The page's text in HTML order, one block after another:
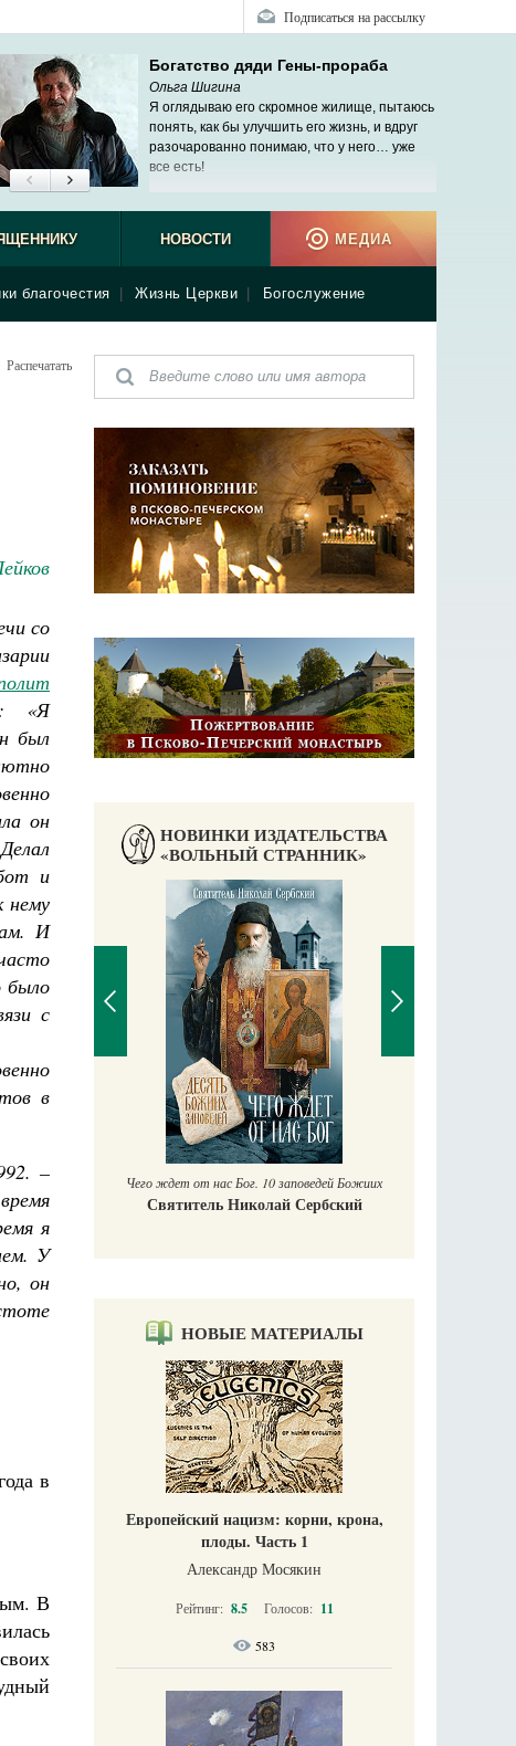
Подписаться на рассылку
Богатство дяди Гены-прораба
Ольга Шигина
Я оглядываю его скромное жилище, пытаюсь
понять, как бы улучшить его жизнь, и вдруг
разочарованно понимаю, что у него… уже
все есть!
благочестия Жизнь Церкви Богослужение
НОВОСТИ МЕДИА
Распечатать
со
«Я
был
он
и
нему
И
было
с
в
–
я
У
он
в
В
НОВИНКИ ИЗДАТЕЛЬСТВА
«ВОЛЬНЫЙ СТРАННИК»
Чего ждет от нас Бог. 10 заповедей Божиих
Святитель Николай Сербский
НОВЫЕ МАТЕРИАЛЫ
Европейский нацизм: корни, крона,
плоды. Часть 1
Александр Мосякин
Рейтинг: 8.5 Голосов: 11
583